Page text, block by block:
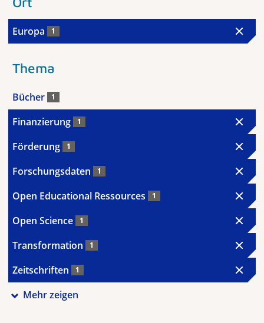
Europa 1
Thema
Bücher 1
Finanzierung 1
Förderung 1
Forschungsdaten 1
Open Educational Ressources 1
Open Science 1
Transformation 1
Zeitschriften 1
Mehr zeigen